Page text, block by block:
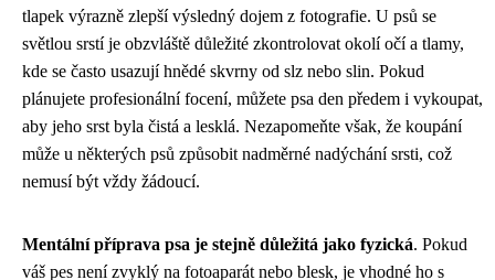
tlapek výrazně zlepší výsledný dojem z fotografie. U psů se
světlou srstí je obzvláště důležité zkontrolovat okolí očí a tlamy,
kde se často usazují hnědé skvrny od slz nebo slin. Pokud
plánujete profesionální focení, můžete psa den předem i vykoupat,
aby jeho srst byla čistá a lesklá. Nezapomeňte však, že koupání
může u některých psů způsobit nadměrné nadýchání srsti, což
nemusí být vždy žádoucí.
Mentální příprava psa je stejně důležitá jako fyzická. Pokud
váš pes není zvyklý na fotoaparát nebo blesk, je vhodné ho s